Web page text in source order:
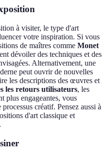
à visiter, le type d'art
votre inspiration. Si vous
de maîtres comme Monet
dévoiler des techniques et des
Alternativement, une
peut ouvrir de nouvelles
les descriptions des œuvres et
les retours utilisateurs, les
plus engageantes, vous
créatif. Pensez aussi à
d'art classique et